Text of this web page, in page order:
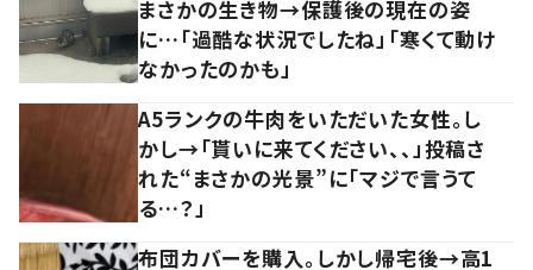
まさかの生き物→保護後の現在の姿
に…「過酷な状況でしたね」「寒くて動け
なかったのかも」
A5ランクの牛肉をいただいた女性。し
かし→「貰いに来てください、、」投稿さ
れた“まさかの光景”に「マジで言うて
る…？」
布団カバーを購入。しかし帰宅後→高1